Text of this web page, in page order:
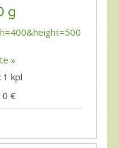
g
»
1 kpl
€